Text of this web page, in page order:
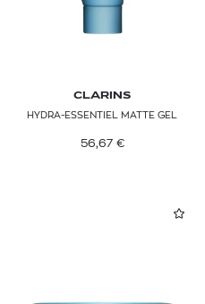
CLARINS
HYDRA-ESSENTIEL MATTE GEL
56,67 €